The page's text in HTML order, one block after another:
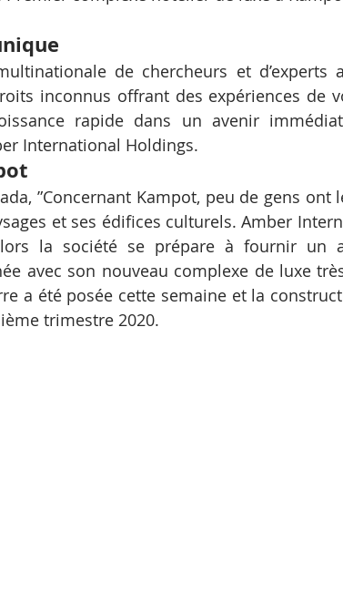
de chercheurs et
inconnus offrant des expériences de
rapide dans un avenir
International Holdings.
”Concernant Kampot, peu de gens
et ses édifices culturels. Amber
la société se prépare à fournir un
avec son nouveau complexe de luxe
a été posée cette semaine et la
trimestre 2020.